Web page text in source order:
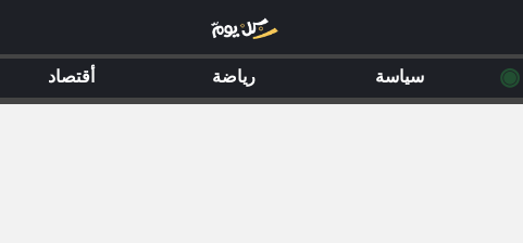
◉ سياسة رياضة أقتصاد